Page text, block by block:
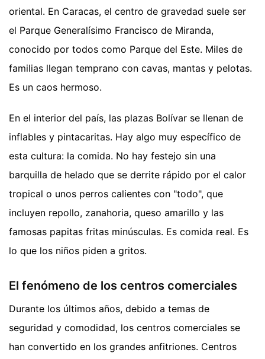
oriental. En Caracas, el centro de gravedad suele ser
el Parque Generalísimo Francisco de Miranda,
conocido por todos como Parque del Este. Miles de
familias llegan temprano con cavas, mantas y pelotas.
Es un caos hermoso.
En el interior del país, las plazas Bolívar se llenan de
inflables y pintacaritas. Hay algo muy específico de
esta cultura: la comida. No hay festejo sin una
barquilla de helado que se derrite rápido por el calor
tropical o unos perros calientes con "todo", que
incluyen repollo, zanahoria, queso amarillo y las
famosas papitas fritas minúsculas. Es comida real. Es
lo que los niños piden a gritos.
El fenómeno de los centros comerciales
Durante los últimos años, debido a temas de
seguridad y comodidad, los centros comerciales se
han convertido en los grandes anfitriones. Centros